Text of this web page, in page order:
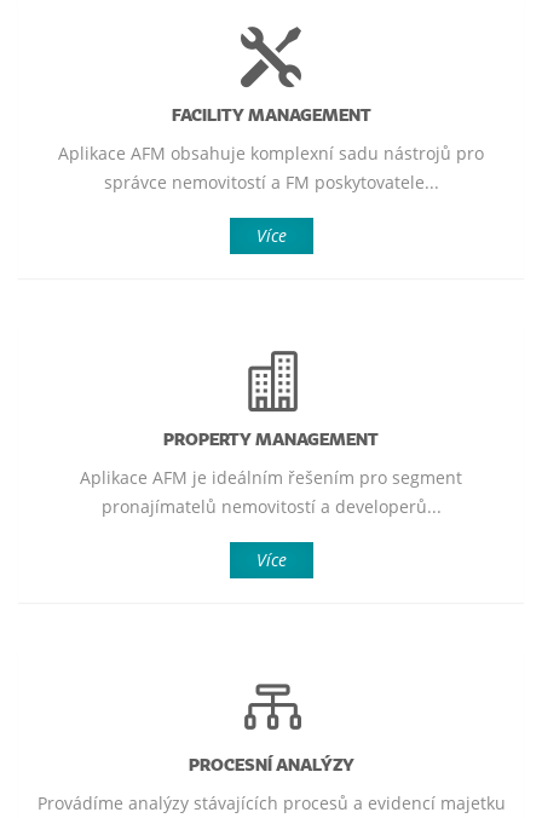
FACILITY MANAGEMENT
Aplikace AFM obsahuje komplexní sadu nástrojů pro
správce nemovitostí a FM poskytovatele...
Více
PROPERTY MANAGEMENT
Aplikace AFM je ideálním řešením pro segment
pronajímatelů nemovitostí a developerů...
Více
PROCESNÍ ANALÝZY
Provádíme analýzy stávajících procesů a evidencí majetku